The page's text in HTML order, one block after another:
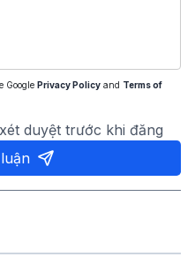
Google Privacy Policy and Terms of
duyệt trước khi đăng